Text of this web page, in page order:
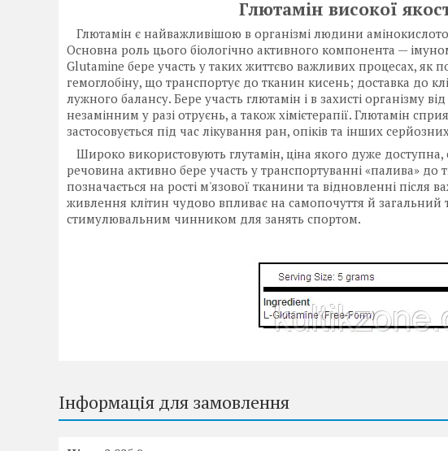
Глютамін високої
Глютамін є найважливішою в організмі людини
Основна роль цього біологічно активного компонента —
Glutamine бере участь у таких життєво важливих процесах, як
гемоглобіну, що транспортує до тканин кисень; доставка до
лужного балансу. Бере участь глютамін і в захисті організму
незамінним у разі отруєнь, а також хімієтерапії. Глютамін
застосовується під час лікування ран, опіків та інших
Широко використовують глутамін, ціна якого дуже доступна,
речовина активно бере участь у транспортуванні «палива» до
позначається на рості м'язової тканини та відновленні після
живлення клітин чудово впливає на самопочуття й загальний
стимулювальним чинником для занять спортом.
Інформація для замовлення